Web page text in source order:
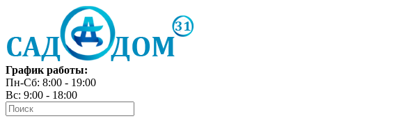
График работы:
Пн-Сб: 8:00 - 19:00
Вс: 9:00 - 18:00